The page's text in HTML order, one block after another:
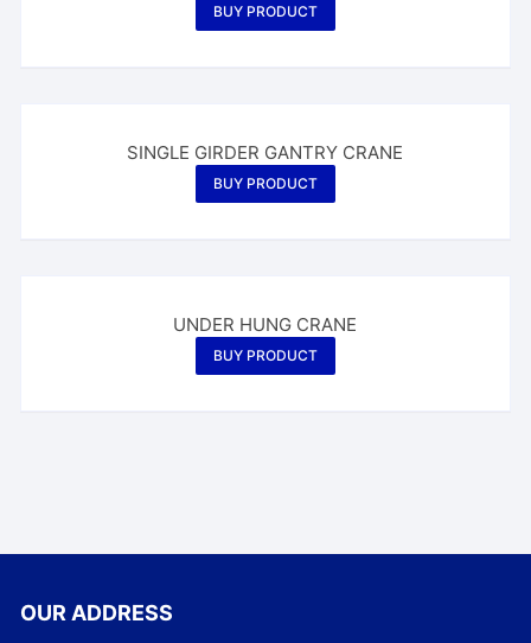
BUY PRODUCT
SINGLE GIRDER GANTRY CRANE
BUY PRODUCT
UNDER HUNG CRANE
BUY PRODUCT
OUR ADDRESS